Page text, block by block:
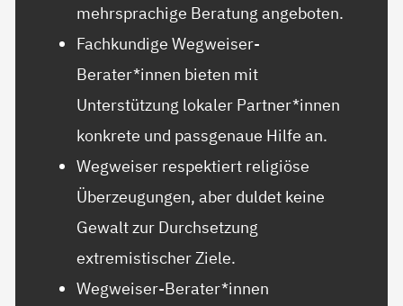
mehrsprachige Beratung angeboten.
Fachkundige Wegweiser-
Berater*innen bieten mit
Unterstützung lokaler Partner*innen
konkrete und passgenaue Hilfe an.
Wegweiser respektiert religiöse
Überzeugungen, aber duldet keine
Gewalt zur Durchsetzung
extremistischer Ziele.
Wegweiser-Berater*innen